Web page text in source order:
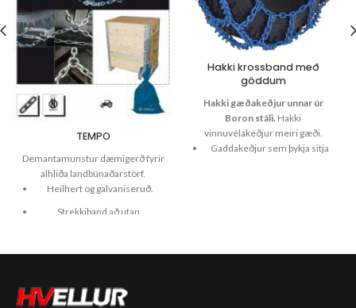
TEMPO
Demantamunstur dæmigerð fyrir
alhliða landbúnaðarstörf.
Heilhert og galvaniseruð.
Strekkiband að utan.
Hakki krossband með
göddum
Hakki gæðakeðjur unnar úr
Boron stáli. Hakki
vinnuvélakeðjur meiri gæði.
Gaddakeðjur sem þykja sitja